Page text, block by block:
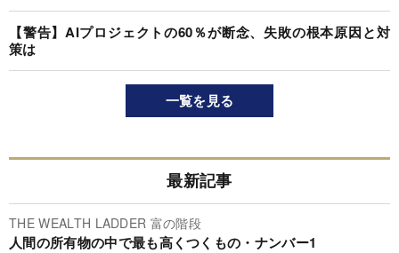
【警告】AIプロジェクトの60％が断念、失敗の根本原因と対
策は
一覧を見る
最新記事
THE WEALTH LADDER 富の階段
人間の所有物の中で最も高くつくもの・ナンバー1